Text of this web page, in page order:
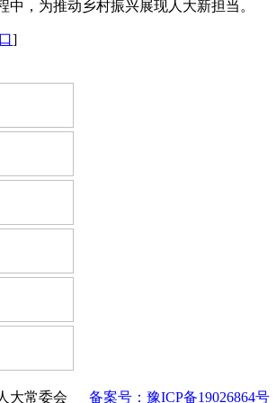
中，为推动乡村振兴展现人大新担当。
]
人大常委会 备案号：豫ICP备19026864号